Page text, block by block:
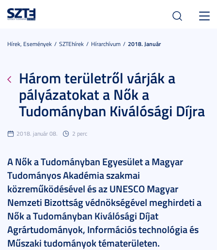
Hírek, Események SZTEhírek Hírarchívum 2018. Január
Három területről várják a
pályázatokat a Nők a
Tudományban Kiválósági Díjra
2018. január 08. 2 perc
A Nők a Tudományban Egyesület a Magyar
Tudományos Akadémia szakmai
közreműködésével és az UNESCO Magyar
Nemzeti Bizottság védnökségével meghirdeti a
Nők a Tudományban Kiválósági Díjat
Agrártudományok, Információs technológia és
Műszaki tudományok tématerületen.